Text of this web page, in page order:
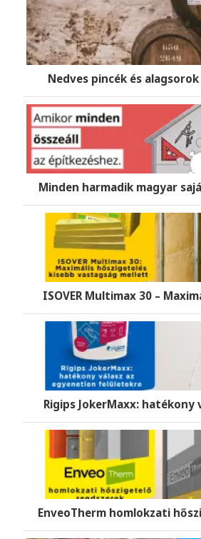
Nedves pincék és
Minden harmadik magyar
ISOVER Multimax 30 –
Rigips JokerMaxx: hatékony
EnveoTherm homlokzati